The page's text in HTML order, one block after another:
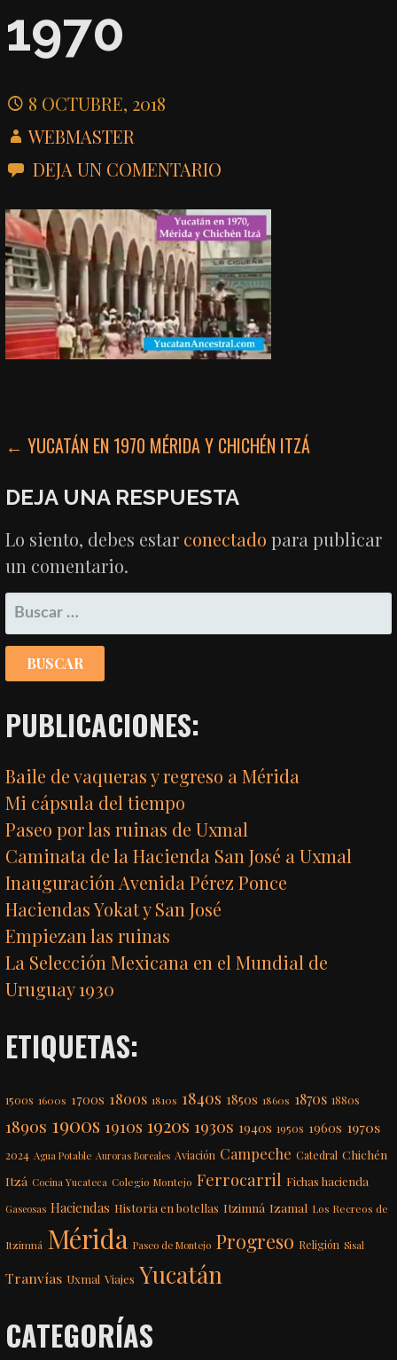
1970
8 OCTUBRE, 2018
WEBMASTER
DEJA UN COMENTARIO
NAVEGACIÓN
DE
ENTRADAS
← YUCATÁN EN 1970 MÉRIDA Y CHICHÉN ITZÁ
DEJA UNA RESPUESTA
Lo siento, debes estar conectado para publicar
un comentario.
BUSCAR:
PUBLICACIONES:
Baile de vaqueras y regreso a Mérida
Mi cápsula del tiempo
Paseo por las ruinas de Uxmal
Caminata de la Hacienda San José a Uxmal
Inauguración Avenida Pérez Ponce
Haciendas Yokat y San José
Empiezan las ruinas
La Selección Mexicana en el Mundial de
Uruguay 1930
ETIQUETAS:
1500s 1600s 1700s 1800s 1810s 1840s 1850s 1860s 1870s 1880s
1890s 1900s 1910s 1920s 1930s 1940s 1950s 1960s 1970s
2024 Agua Potable Auroras Boreales Aviación Campeche Catedral Chichén
Itzá Cocina Yucateca Colegio Montejo Ferrocarril Fichas hacienda
Gaseosas Haciendas Historia en botellas Itzimná Izamal Los Recreos de
Itzimná Mérida Paseo de Montejo Progreso Religión Sisal
Tranvías Uxmal Viajes Yucatán
CATEGORÍAS